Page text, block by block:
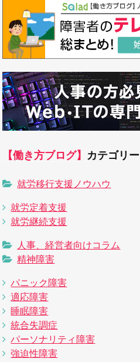
【働き方ブログ】 カテゴリー
就労移行支援ノウハウ
就労定着支援
就労継続支援
人事、経営者向けコラム
精神障害
パニック障害
適応障害
睡眠障害
統合失調症
パーソナリティ障害
強迫性障害